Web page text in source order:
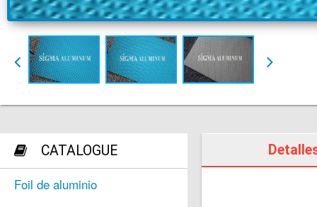
CATALOGUE
Foil de aluminio